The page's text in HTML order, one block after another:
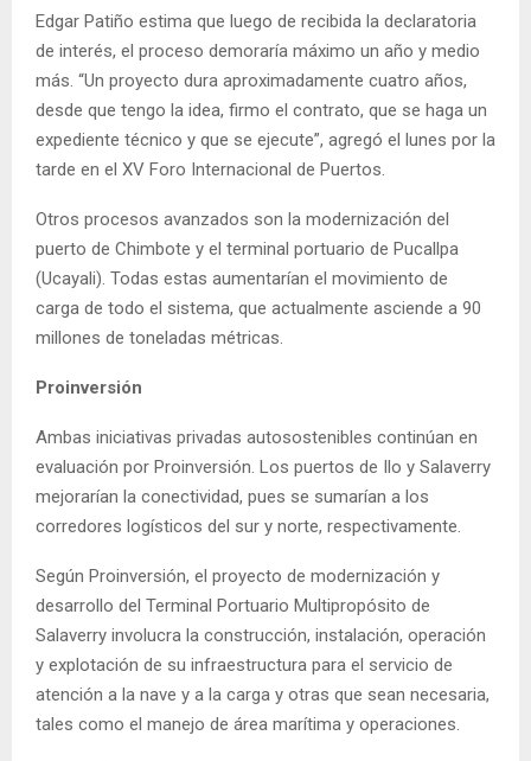
Edgar Patiño estima que luego de recibida la declaratoria
de interés, el proceso demoraría máximo un año y medio
más. “Un proyecto dura aproximadamente cuatro años,
desde que tengo la idea, firmo el contrato, que se haga un
expediente técnico y que se ejecute”, agregó el lunes por la
tarde en el XV Foro Internacional de Puertos.
Otros procesos avanzados son la modernización del
puerto de Chimbote y el terminal portuario de Pucallpa
(Ucayali). Todas estas aumentarían el movimiento de
carga de todo el sistema, que actualmente asciende a 90
millones de toneladas métricas.
Proinversión
Ambas iniciativas privadas autosostenibles continúan en
evaluación por Proinversión. Los puertos de Ilo y Salaverry
mejorarían la conectividad, pues se sumarían a los
corredores logísticos del sur y norte, respectivamente.
Según Proinversión, el proyecto de modernización y
desarrollo del Terminal Portuario Multipropósito de
Salaverry involucra la construcción, instalación, operación
y explotación de su infraestructura para el servicio de
atención a la nave y a la carga y otras que sean necesaria,
tales como el manejo de área marítima y operaciones.